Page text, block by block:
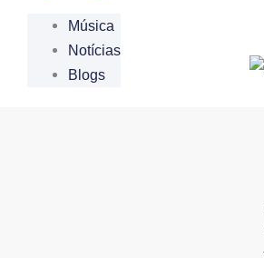
Música
Notícias
Blogs